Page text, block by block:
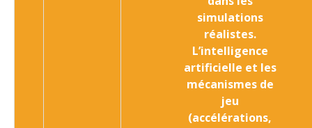
simulations
réalistes.
L’intelligence
artificielle et les
mécanismes de
jeu
(accélérations,